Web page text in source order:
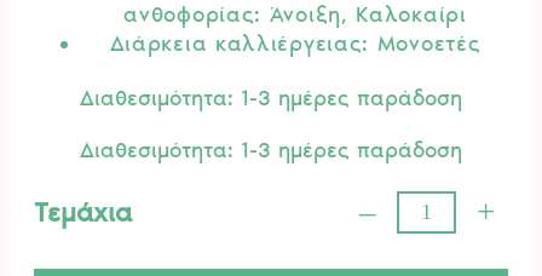
ανθοφορίας: Άνοιξη, Καλοκαίρι
Διάρκεια καλλιέργειας: Μονοετές
Διαθεσιμότητα: 1-3 ημέρες παράδοση
Διαθεσιμότητα: 1-3 ημέρες παράδοση
Τεμάχια –
Κόλιανδρος
ποσότητα
+